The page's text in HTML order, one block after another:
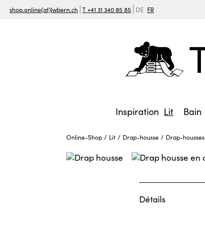
shop.online(at)lwbern.ch T +41 31 340 85 85 DE FR
Inspiration Lit Bain
Online-Shop Lit Drap-housse Drap-housses
Détails